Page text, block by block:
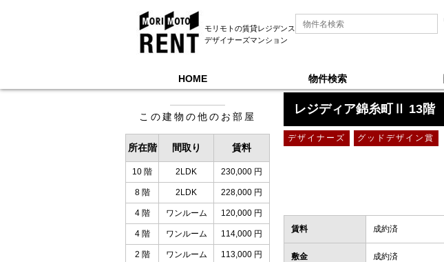
モリモトの賃貸レジデンス
デザイナーズマンション
HOME 物件検索
モリモトレントTOP ＞ 13階
レジディア錦糸町Ⅱ 13階
デザイナーズ グッドデザイン賞
賃料 成約済
敷金 成約済
この建物の他のお部屋
所在階 間取り 賃料
10 階 2LDK 230,000 円
8 階 2LDK 228,000 円
4 階 ワンルーム 120,000 円
4 階 ワンルーム 114,000 円
2 階 ワンルーム 113,000 円